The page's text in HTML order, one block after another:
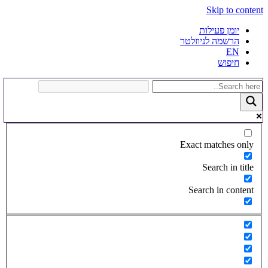
Skip to content
יומן פעילות
הרשמה לניוזלטר
EN
חיפוש
Exact matches only
Search in title
Search in content